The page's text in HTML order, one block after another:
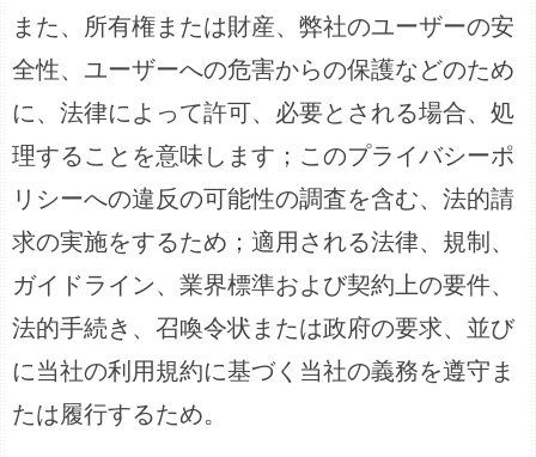
また、所有権または財産、弊社のユーザーの安
全性、ユーザーへの危害からの保護などのため
に、法律によって許可、必要とされる場合、処
理することを意味します；このプライバシーポ
リシーへの違反の可能性の調査を含む、法的請
求の実施をするため；適用される法律、規制、
ガイドライン、業界標準および契約上の要件、
法的手続き、召喚令状または政府の要求、並び
に当社の利用規約に基づく当社の義務を遵守ま
たは履行するため。